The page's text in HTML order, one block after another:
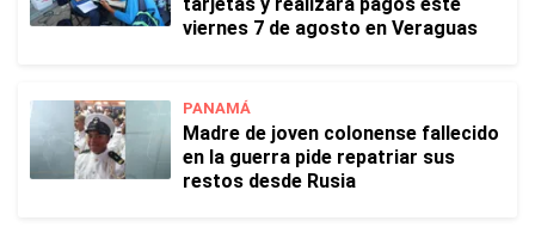
viernes 7 de agosto en Veraguas
PANAMÁ
Madre de joven colonense fallecido
en la guerra pide repatriar sus
restos desde Rusia